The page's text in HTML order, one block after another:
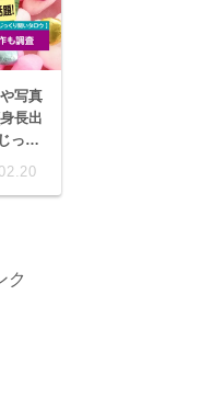
写真
長出
っく
ク